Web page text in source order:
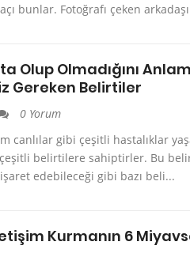
bunlar. Fotoğrafı çeken
Olup Olmadığını
Gereken Belirtiler
0 Yorum
canlılar gibi çeşitli hastalıklar
çeşitli belirtilere sahiptirler. Bu
edebileceği gibi bazı beli...
Kurmanın 6